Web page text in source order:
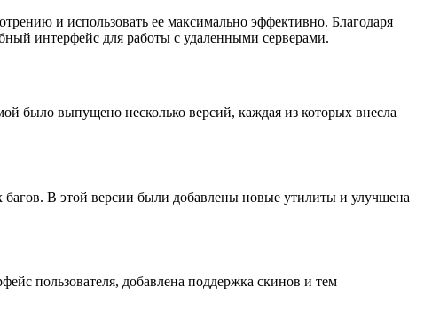
и использовать ее максимально эффективно. Благодаря
интерфейс для работы с удаленными серверами.
было выпущено несколько версий, каждая из которых внесла
В этой версии были добавлены новые утилиты и улучшена
пользователя, добавлена поддержка скинов и тем